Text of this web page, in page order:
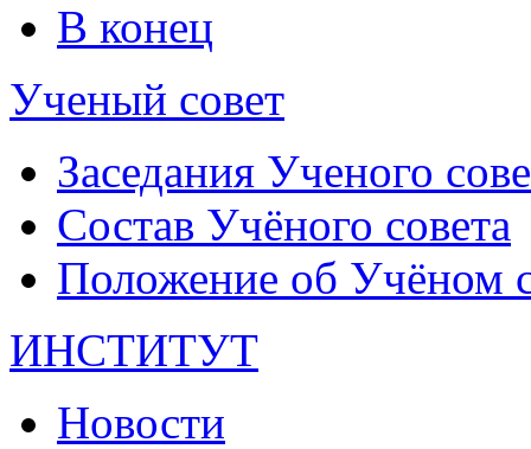
В конец
Ученый совет
Заседания Ученого
Состав Учёного совета
Положение об Учёном
ИНСТИТУТ
Новости